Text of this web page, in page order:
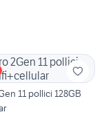
11 pollici 128GB